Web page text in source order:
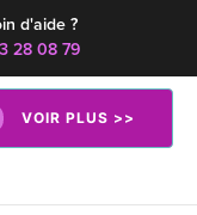
d'aide ?
28 08 79
VOIR PLUS >>